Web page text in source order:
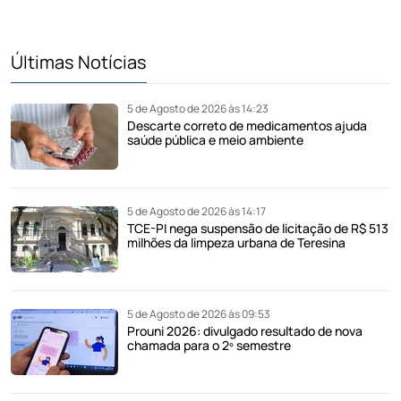
Últimas Notícias
5 de Agosto de 2026 às 14:23
Descarte correto de medicamentos ajuda
saúde pública e meio ambiente
5 de Agosto de 2026 às 14:17
TCE-PI nega suspensão de licitação de R$ 513
milhões da limpeza urbana de Teresina
5 de Agosto de 2026 às 09:53
Prouni 2026: divulgado resultado de nova
chamada para o 2º semestre